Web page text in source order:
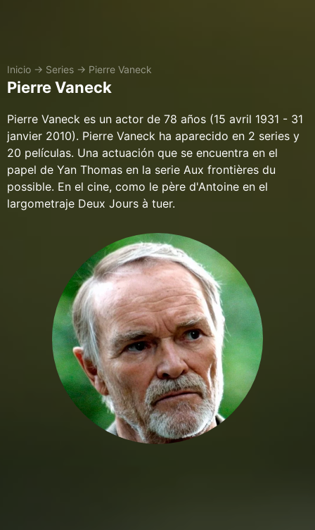
Inicio → Series → Pierre Vaneck
Pierre Vaneck
Pierre Vaneck es un actor de 78 años (15 avril 1931 - 31
janvier 2010). Pierre Vaneck ha aparecido en 2 series y
20 películas. Una actuación que se encuentra en el
papel de Yan Thomas en la serie Aux frontières du
possible. En el cine, como le père d'Antoine en el
largometraje Deux Jours à tuer.